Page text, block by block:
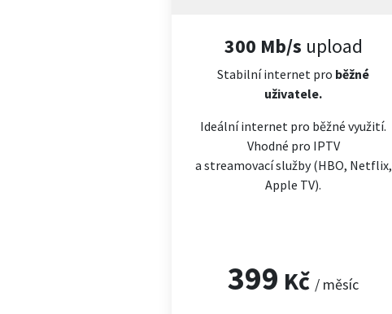
300 Mb/s upload
Stabilní internet pro běžné
uživatele.
Ideální internet pro běžné využití.
Vhodné pro IPTV
a streamovací služby (HBO, Netflix,
Apple TV).
399 Kč / měsíc